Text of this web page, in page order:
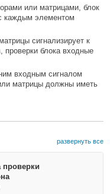
или матрицами, блок
каждым элементом
сигнализирует к
проверки блока входные
входным сигналом
матрицы должны иметь
развернуть все